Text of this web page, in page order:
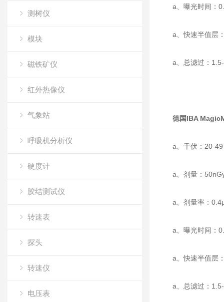
测树仪
模块
磁铁矿仪
红外热像仪
气象站
呼吸机分析仪
硬度计
胶结测试仪
转速表
探头
转速仪
电压表
a、曝光时间：
a、快速半值层
a、总滤过：
德国IBA
a、千伏：20-
a、剂量：
a、剂量率：
a、曝光时间：
a、快速半值层
a、总滤过：